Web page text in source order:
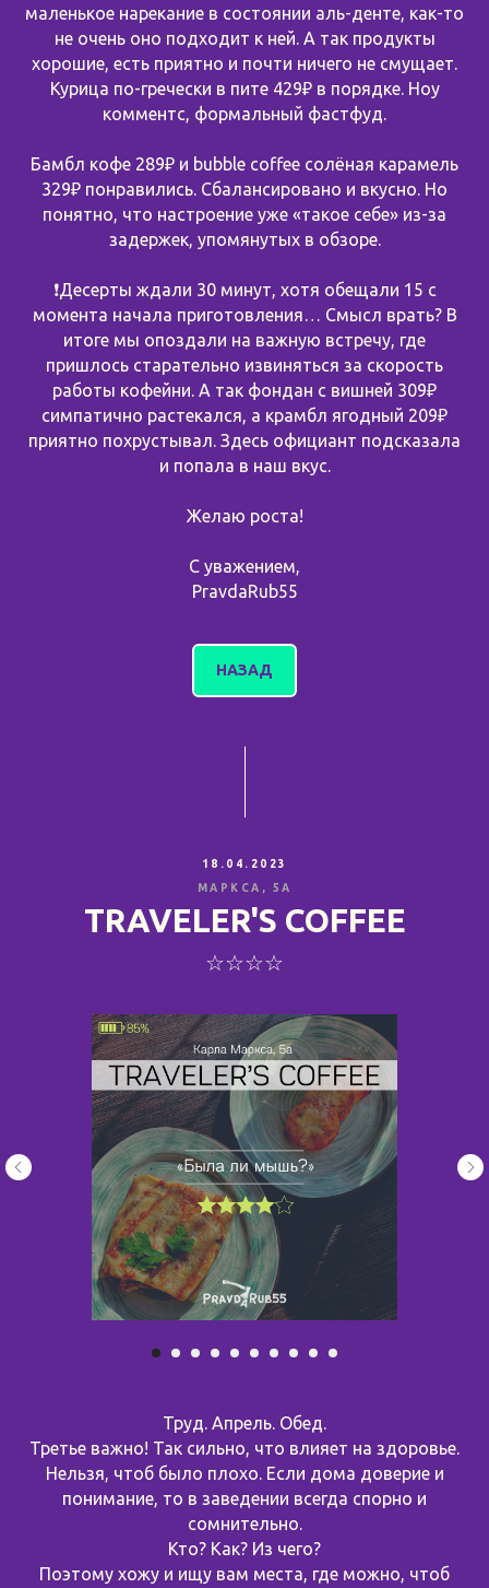
маленькое нарекание в состоянии аль-денте, как-то
не очень оно подходит к ней. А так продукты
хорошие, есть приятно и почти ничего не смущает.
Курица по-гречески в пите 429₽ в порядке. Ноу
комментс, формальный фастфуд.
Бамбл кофе 289₽ и bubble coffee солёная карамель
329₽ понравились. Сбалансировано и вкусно. Но
понятно, что настроение уже «такое себе» из-за
задержек, упомянутых в обзоре.
❗️Десерты ждали 30 минут, хотя обещали 15 с
момента начала приготовления… Смысл врать? В
итоге мы опоздали на важную встречу, где
пришлось старательно извиняться за скорость
работы кофейни. А так фондан с вишней 309₽
симпатично растекался, а крамбл ягодный 209₽
приятно похрустывал. Здесь официант подсказала
и попала в наш вкус.
Желаю роста!
С уважением,
PravdaRub55
НАЗАД
18.04.2023
МАРКСА, 5А
TRAVELER'S COFFEE
☆☆☆☆
Труд. Апрель. Обед.
Третье важно! Так сильно, что влияет на здоровье.
Нельзя, чтоб было плохо. Если дома доверие и
понимание, то в заведении всегда спорно и
сомнительно.
Кто? Как? Из чего?
Поэтому хожу и ищу вам места, где можно, чтоб